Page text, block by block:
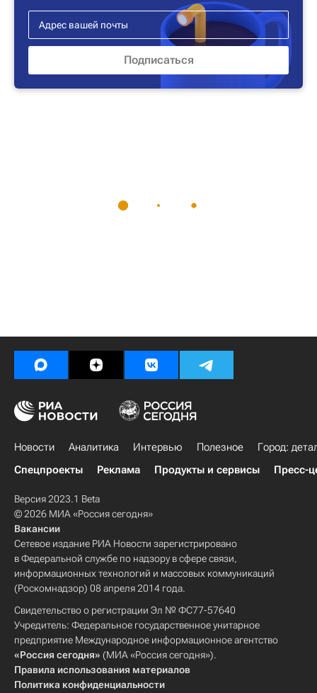
Новости Аналитика Интервью Полезное
Город:
Спецпроекты
Реклама Продукты и сервисы Пресс-
Версия 2023.1 Beta
© 2026 МИА «Россия сегодня»
Вакансии
Сетевое издание РИА Новости зарегистрировано
в Федеральной службе по надзору в сфере связи,
информационных технологий и массовых коммуникаций
(Роскомнадзор) 08 апреля 2014 года.
Свидетельство о регистрации Эл № ФС77-57640
Учредитель: Федеральное государственное унитарное
предприятие Международное информационное агентство
«Россия сегодня» (МИА «Россия сегодня»).
Правила использования материалов
Политика конфиденциальности